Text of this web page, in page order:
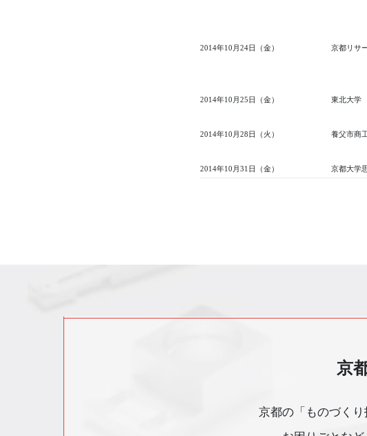
2014年10月24日（金） 京都リサ
2014年10月25日（金） 東北大学
2014年10月28日（火） 養父市商
2014年10月31日（金） 京都大学
京
京都の「ものづくり